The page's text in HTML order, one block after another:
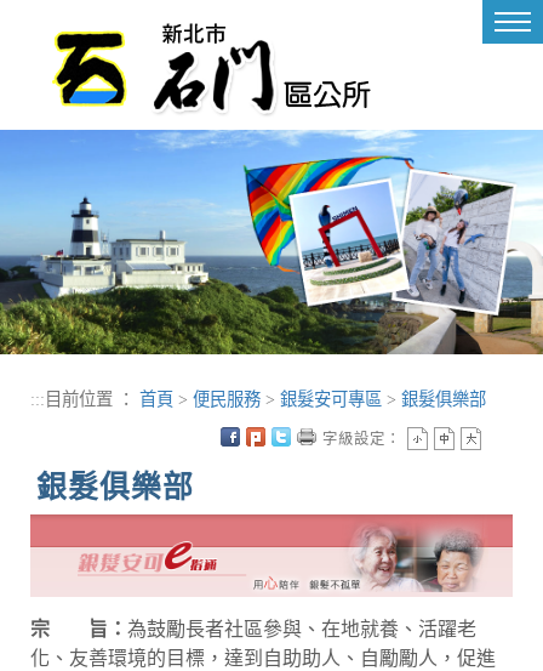
::: 目前位置 ： 首頁 > 便民服務 > 銀髮安可專區 > 銀髮俱樂部
銀髮俱樂部
字級設定：
宗 旨： 為鼓勵長者社區參與、在地就養、活躍老
化、友善環境的目標，達到自助助人、自勵勵人，促進